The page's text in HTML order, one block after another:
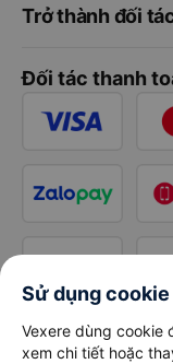
Trở thành đối
Đối tác thanh
Sử dụng cookie
Vexere dùng cookie
xem chi tiết hoặc